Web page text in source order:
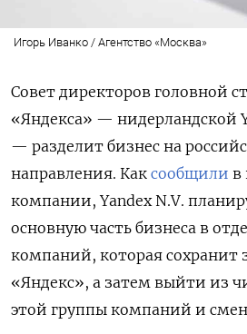
Игорь Иванко / Агентство «Москва»
Совет директоров головной
«Яндекса» — нидерландской
— разделит бизнес на
направления. Как сообщили в
компании,Yandex N.V.
основную часть бизнеса в
компаний, которая сохранит
«Яндекс», а затем выйти из
этой группы компаний и